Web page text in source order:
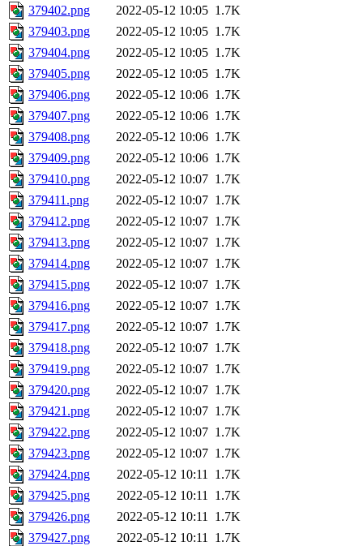
379402.png
2022-05-12 10:05 1.7K
379403.png
2022-05-12 10:05 1.7K
379404.png
2022-05-12 10:05 1.7K
379405.png
2022-05-12 10:05 1.7K
379406.png
2022-05-12 10:06 1.7K
379407.png
2022-05-12 10:06 1.7K
379408.png
2022-05-12 10:06 1.7K
379409.png
2022-05-12 10:06 1.7K
379410.png
2022-05-12 10:07 1.7K
379411.png
2022-05-12 10:07 1.7K
379412.png
2022-05-12 10:07 1.7K
379413.png
2022-05-12 10:07 1.7K
379414.png
2022-05-12 10:07 1.7K
379415.png
2022-05-12 10:07 1.7K
379416.png
2022-05-12 10:07 1.7K
379417.png
2022-05-12 10:07 1.7K
379418.png
2022-05-12 10:07 1.7K
379419.png
2022-05-12 10:07 1.7K
379420.png
2022-05-12 10:07 1.7K
379421.png
2022-05-12 10:07 1.7K
379422.png
2022-05-12 10:07 1.7K
379423.png
2022-05-12 10:07 1.7K
379424.png
2022-05-12 10:11 1.7K
379425.png
2022-05-12 10:11 1.7K
379426.png
2022-05-12 10:11 1.7K
379427.png
2022-05-12 10:11 1.7K